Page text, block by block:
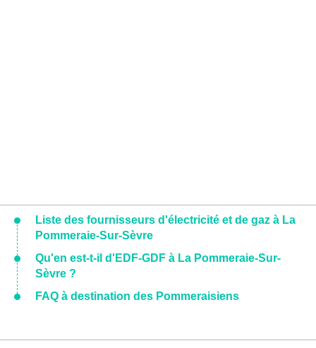
Liste des fournisseurs d'électricité et de gaz à La
Pommeraie-Sur-Sèvre
Qu'en est-t-il d'EDF-GDF à La Pommeraie-Sur-
Sèvre ?
FAQ à destination des Pommeraisiens